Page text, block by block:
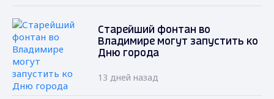
Старейший фонтан во
Владимире могут запустить ко
Дню города
13 дней назад